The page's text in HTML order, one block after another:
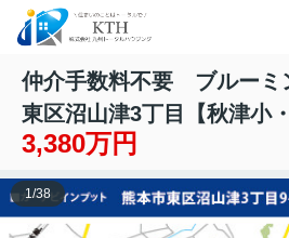
仲介手数料不要 ブルーミ
東区沼山津3丁目【秋津小
3,380万円
1/38